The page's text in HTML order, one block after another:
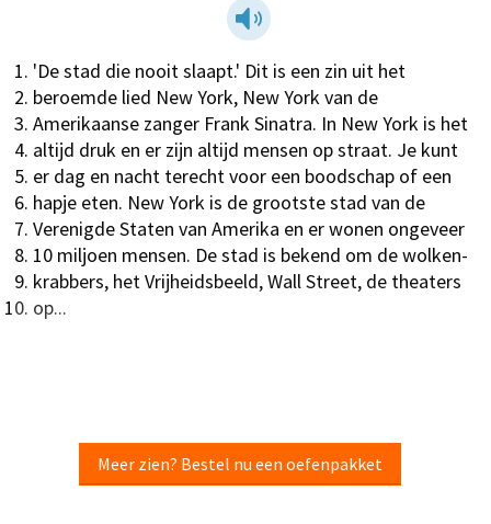
'De stad die nooit slaapt.' Dit is een zin uit het
beroemde lied New York, New York van de
Amerikaanse zanger Frank Sinatra. In New York is het
altijd druk en er zijn altijd mensen op straat. Je kunt
er dag en nacht terecht voor een boodschap of een
hapje eten. New York is de grootste stad van de
Verenigde Staten van Amerika en er wonen ongeveer
10 miljoen mensen. De stad is bekend om de wolken-
krabbers, het Vrijheidsbeeld, Wall Street, de theaters
op...
Meer zien? Bestel nu een oefenpakket